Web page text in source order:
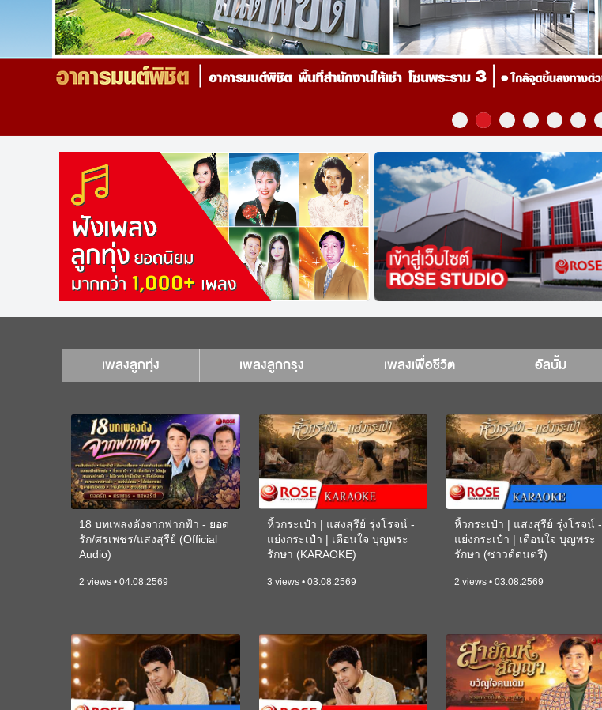
เพลงลูกทุ่ง เพลงลูกกรุง เพลงเพื่อชีวิต อัลบั้ม
18 บทเพลงดังจากฟากฟ้า - ยอด
รัก/ศรเพชร/แสงสุรีย์ (Official
Audio)
2 views • 04.08.2569
หิ้วกระเป๋า | แสงสุรีย์ รุ่งโรจน์ -
แย่งกระเป๋า | เตือนใจ บุญพระ
รักษา (KARAOKE)
3 views • 03.08.2569
หิ้วกระเป๋า | แสงสุรีย์ รุ่งโรจน์ -
แย่งกระเป๋า | เตือนใจ บุญพระ
รักษา (ซาวด์ดนตรี)
2 views • 03.08.2569